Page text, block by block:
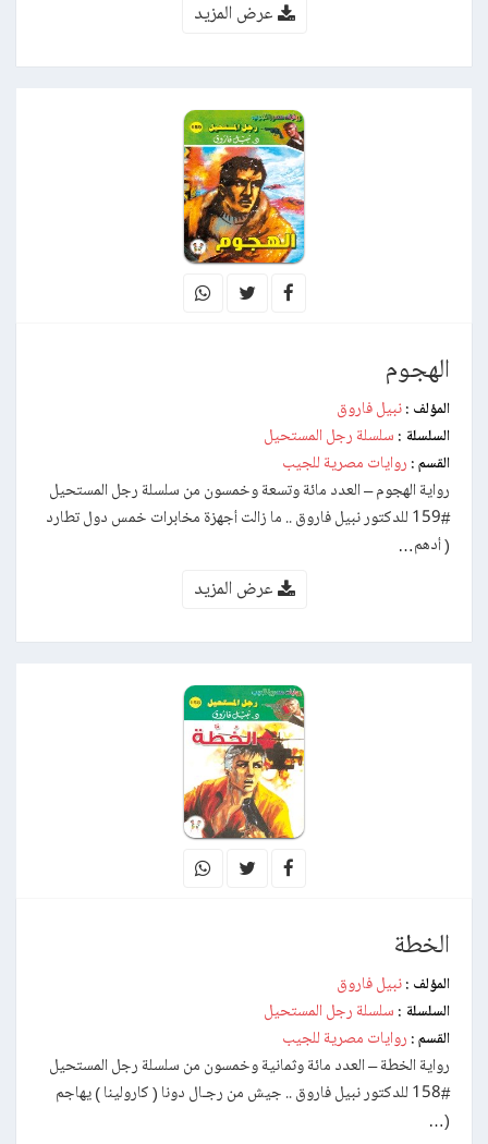
عرض المزيد
الهجوم
المؤلف : نبيل فاروق
السلسلة : سلسلة رجل المستحيل
القسم : روايات مصرية للجيب
رواية الهجوم – العدد مائة وتسعة وخمسون من سلسلة رجل المستحيل
#159 للدكتور نبيل فاروق .. ما زالت أجهزة مخابرات خمس دول تطارد
( أدهم…
عرض المزيد
الخطة
المؤلف : نبيل فاروق
السلسلة : سلسلة رجل المستحيل
القسم : روايات مصرية للجيب
رواية الخطة – العدد مائة وثمانية وخمسون من سلسلة رجل المستحيل
#158 للدكتور نبيل فاروق .. جيش من رجـال دونا ( كارولينا ) يهاجم
(…